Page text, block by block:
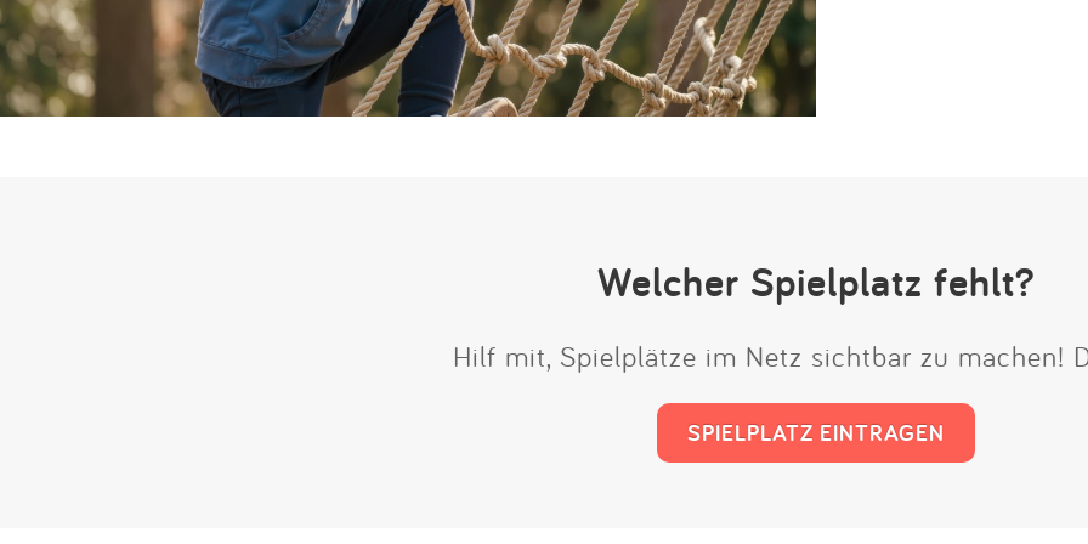
Welcher Spielplatz fehlt?
Hilf mit, Spielplätze im Netz sichtbar zu machen!
SPIELPLATZ EINTRAGEN